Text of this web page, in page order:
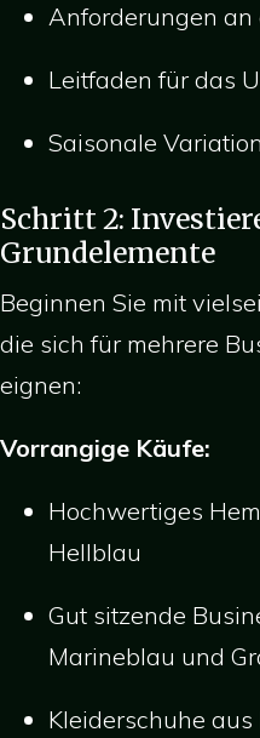
Anforderungen an
Leitfaden für das
Saisonale
Schritt 2:
Grundelemente
Beginnen Sie mit
die sich für mehrere
eignen:
Vorrangige Käufe:
Hochwertiges
Hellblau
Gut sitzende
Marineblau und
Kleiderschuhe